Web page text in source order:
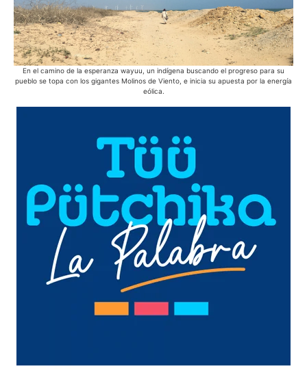
En el camino de la esperanza wayuu, un indígena buscando el progreso para su
pueblo se topa con los gigantes Molinos de Viento, e inicia su apuesta por la energía
eólica.